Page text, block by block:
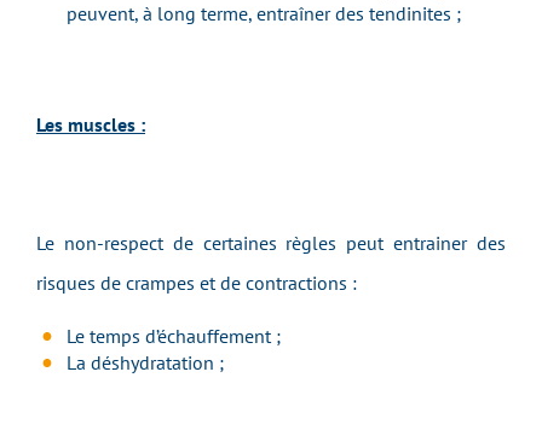
peuvent, à long terme, entraîner des tendinites ;
Les muscles :
Le non-respect de certaines règles peut entrainer des
risques de crampes et de contractions :
Le temps d’échauffement ;
La déshydratation ;